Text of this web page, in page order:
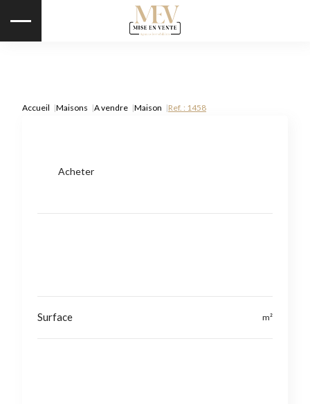
Accueil Maisons A vendre Maison Ref. : 1458
Acheter